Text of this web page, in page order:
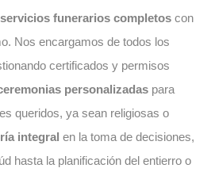
servicios funerarios completos con
Nos encargamos de todos los
certificados y permisos
personalizadas para
queridos, ya sean religiosas o
integral en la toma de decisiones,
hasta la planificación del entierro o